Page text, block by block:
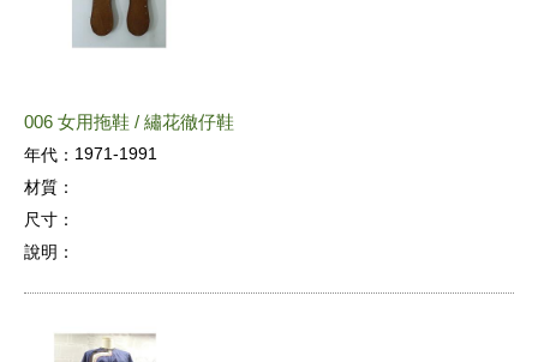
006 女用拖鞋 / 繡花徹仔鞋
年代： 1971-1991
材質：
尺寸：
說明：